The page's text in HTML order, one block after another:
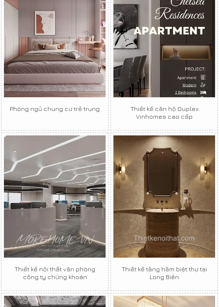
Phòng ngủ chung cư trẻ trung
Thiết kế căn hộ Duplex
Vinhomes cao cấp
Thiết kế nội thất văn phòng
công ty chứng khoán
Thiết kế tầng hầm biệt thự tại
Long Biên